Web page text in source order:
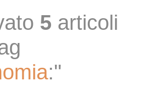
5 articoli
:"